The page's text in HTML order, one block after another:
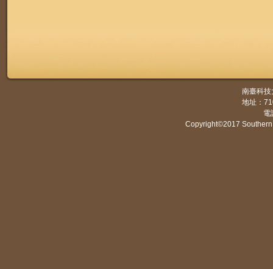
南臺科
地址：
電
Copyright©2017